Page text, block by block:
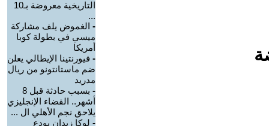
التاريخية معروضة بـ10
...
- الغموض يلف مشاركة
ميسي في بطولة كوبا
أمريكا
- فيورنتينا الإيطالي يعلن
ضم ماستانتونو من ريال
مدريد
-
بسبب حادثة قبل 8
أشهر.. القضاء الإنجليزي
يلاحق نجم الأهلي ال ...
- لوكا زيدان يودع